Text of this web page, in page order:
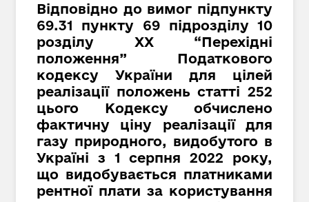
Відповідно до вимог підпункту
69.31 пункту 69 підрозділу 10
розділу XX “Перехідні
положення” Податкового
кодексу України для цілей
реалізації положень статті 252
цього Кодексу обчислено
фактичну ціну реалізації для
газу природного, видобутого в
Україні з 1 серпня 2022 року,
що видобувається платниками
рентної плати за користування